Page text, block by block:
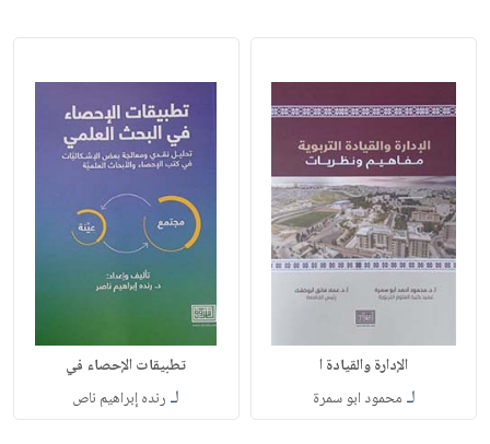
الإدارة والقيادة ا
لـ محمود ابو سمرة
تطبيقات الإحصاء في
لـ رنده إبراهيم ناص